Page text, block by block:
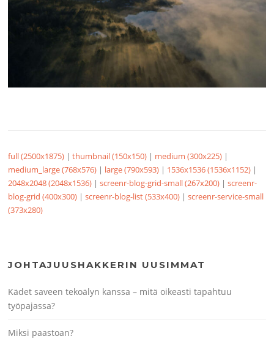
full (2500x1875) |thumbnail (150x150) | medium (300x225) |
medium_large (768x576) | large (790x593) | 1536x1536 (1536x1152) |
2048x2048 (2048x1536) |screenr-blog-grid-small (267x200) |screenr-
blog-grid (400x300) |screenr-blog-list (533x400) |screenr-service-small
(373x280)
JOHTAJUUSHAKKERIN UUSIMMAT
Kädet saveen tekoälyn kanssa – mitä oikeasti tapahtuu
työpajassa?
Miksi paastoan?